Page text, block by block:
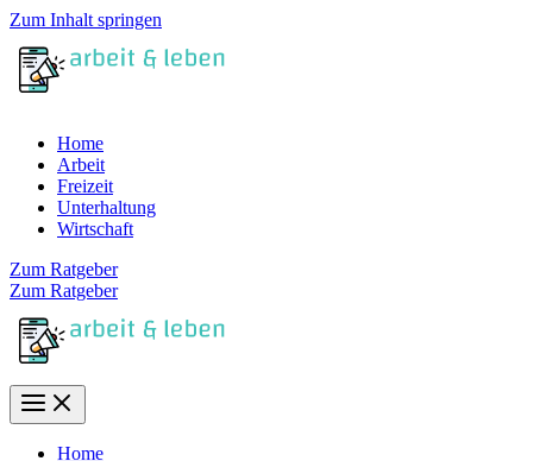
Zum Inhalt springen
Home
Arbeit
Freizeit
Unterhaltung
Wirtschaft
Zum Ratgeber
Zum Ratgeber
Home